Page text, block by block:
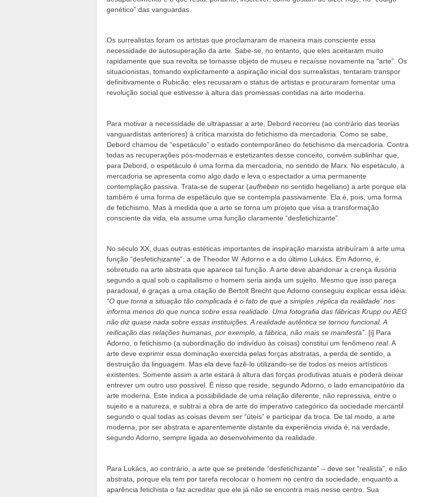
genético” das vanguardas.
Os surrealistas foram os artistas que proclamaram de maneira mais consciente essa
necessidade de autosuperação da arte. Sabe-se, no entanto, que eles aceitaram muito
rapidamente que sua revolta se tornasse objeto de museu e recaísse novamente na “arte”. Os
situacionistas, tomando explicitamente a aspiração inicial dos surrealistas, tentaram transpor
definitivamente o Rubicão: eles recusaram o status de artistas e procuraram fomentar uma
revolução social que estivesse à altura das promessas contidas na arte moderna.
Para motivar a necessidade de ultrapassar a arte, Debord recorreu (ao contrário das teorias
vanguardistas anteriores) à crítica marxista do fetichismo da mercadoria. Como se sabe,
Debord chamou de “espetáculo” o estado contemporâneo do fetichismo da mercadoria. Contra
todas as recuperações pós-modernas e estetizantes desse conceito, convém sublinhar que,
para Debord, o espetáculo é uma forma da mercadoria, no sentido de Marx. No espetáculo, a
mercadoria se apresenta como algo dado e leva o espectador a uma permanente
contemplação passiva. Trata-se de superar (aufheben no sentido hegeliano) a arte porque ela
também é uma forma de espetáculo que se contempla passivamente. Ela é, pois, uma forma
de fetichismo. Mas à medida que a arte se torna um projeto que visa a transformação
consciente da vida, ela assume uma função claramente “desfetichizante”.
No século XX, duas outras estéticas importantes de inspiração marxista atribuíram à arte uma
função “desfetichizante”: a de Theodor W. Adorno e a do último Lukács. Em Adorno, é,
sobretudo na arte abstrata que aparece tal função. A arte deve abandonar a crença ilusória
segundo a qual sob o capitalismo o homem seria ainda um sujeito. Mesmo que isso pareça
paradoxal, é graças a uma citação de Bertolt Brecht que Adorno conseguiu explicar essa idéia:
“O que torna a situação tão complicada é o fato de que a simples ‚réplica da realidade‘ nos
informa menos do que nunca sobre essa realidade. Uma fotografia das fábricas Krupp ou AEG
não diz quase nada sobre essas instituições. A realidade autêntica se tornou funcional. A
reificação das relações humanas, por exemplo, a fábrica, não mais se manifesta”. [i] Para
Adorno, o fetichismo (a subordinação do indivíduo às coisas) constitui um fenômeno real. A
arte deve exprimir essa dominação exercida pelas forças abstratas, a perda de sentido, a
destruição da linguagem. Mas ela deve fazê-lo utilizando-se de todos os meios artísticos
existentes. Somente assim a arte estará à altura das forças produtivas atuais e poderá deixar
entrever um outro uso possível. É nisso que reside, segundo Adorno, o lado emancipatório da
arte moderna. Este indica a possibilidade de uma relação diferente, não repressiva, entre o
sujeito e a natureza, e subtrai a obra de arte do imperativo categórico da sociedade mercantil
segundo o qual todas as coisas devem ser “úteis” e participar da troca. De tal modo, a arte
moderna, por ser abstrata e aparentemente distante da experiência vivida é, na verdade,
segundo Adorno, sempre ligada ao desenvolvimento da realidade.
Para Lukács, ao contrário, a arte que se pretende “desfetichizante” – deve ser “realista”, e não
abstrata, porque ela tem por tarefa recolocar o homem no centro da sociedade, enquanto a
aparência fetichista o faz acreditar que ele já não se encontra mais nesse centro. Sua